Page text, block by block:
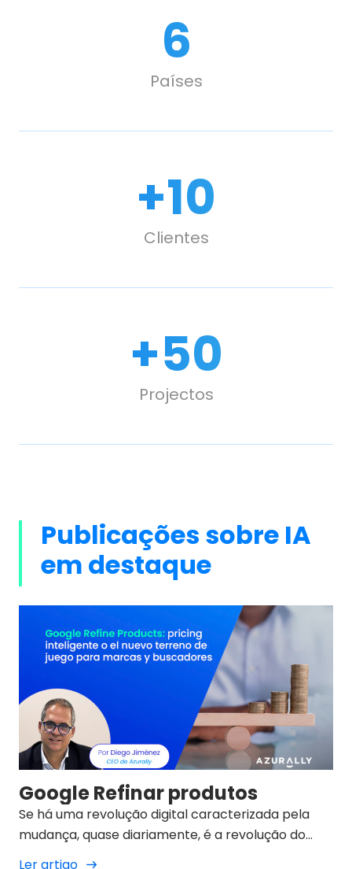
6
Países
10
+
Clientes
50
+
Projectos
Publicações sobre IA
em destaque
Google Refinar produtos
Se há uma revolução digital caracterizada pela
mudança, quase diariamente, é a revolução do
Ler artigo